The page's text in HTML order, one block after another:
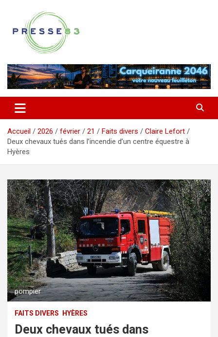
contenu
Presse 83
Accueil 2026 février 21 Faits divers
Claire Lefort
Deux chevaux tués dans l’incendie d’un centre équestre à
Hyères
pompier
FAITS DIVERS HYÈRES
Deux chevaux tués dans